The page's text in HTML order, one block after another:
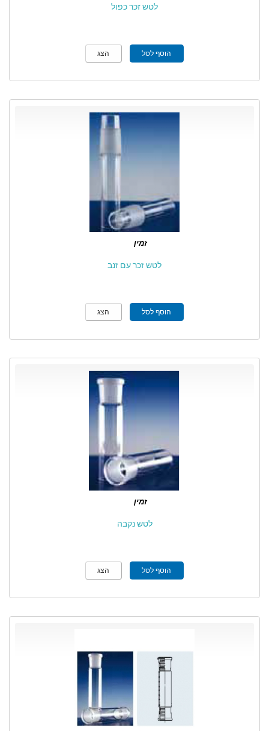
לטש זכר כפול
הוסף לסל הצג
זמין
לטש זכר עם זנב
הוסף לסל הצג
זמין
לטש נקבה
הוסף לסל הצג